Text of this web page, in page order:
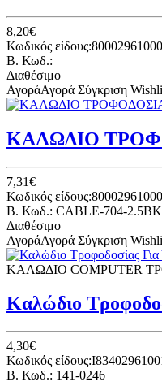
8,20€
Κωδικός
B. Κωδ.:
Διαθέσιμο
ΑγοράΑγορά Σύγκριση
ΚΑΛΩΔΙΟ
7,31€
Κωδικός
B. Κωδ.: CABLE-704-2.5BK
Διαθέσιμο
ΑγοράΑγορά Σύγκριση
ΚΑΛΩΔΙΟ COMPUTER
Καλώδιο
4,30€
Κωδικός
B. Κωδ.: 141-0246